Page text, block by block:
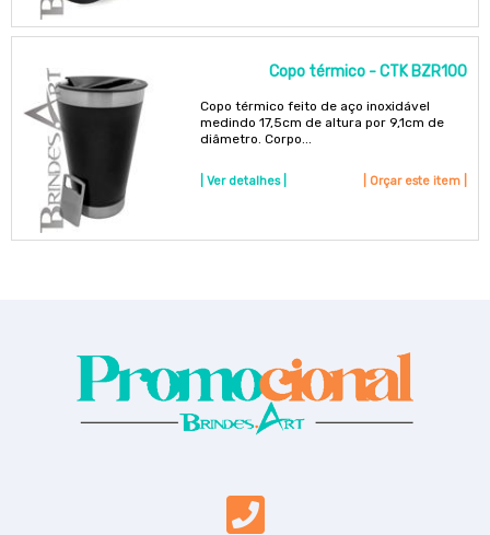
Copo térmico - CTK BZR100
Copo térmico feito de aço inoxidável
medindo 17,5cm de altura por 9,1cm de
diâmetro. Corpo...
| Ver detalhes | | Orçar este item |